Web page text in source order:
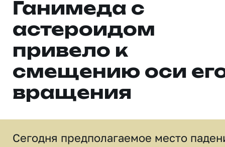
Ганимеда с
астероидом
привело к
смещению оси
вращения
Сегодня предполагаемое место